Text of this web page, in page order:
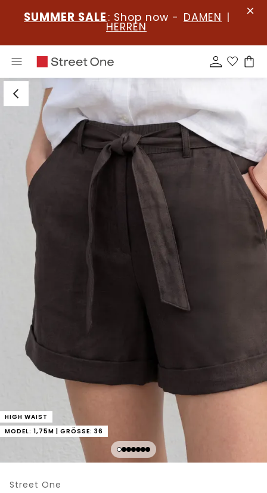
SUMMER SALE : Shop now - DAMEN |
HERREN
HIGH WAIST
MODEL: 1,75M | GRÖSSE: 36
Street One